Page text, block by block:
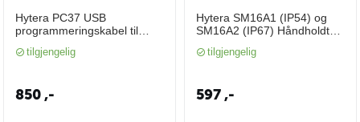
Hytera PC37 USB
programmeringskabel til
RD965, MD655
tilgjengelig
850,-
Hytera SM16A1 (IP54) og
SM16A2 (IP67) Håndholdt
tilgjengelig
597,-